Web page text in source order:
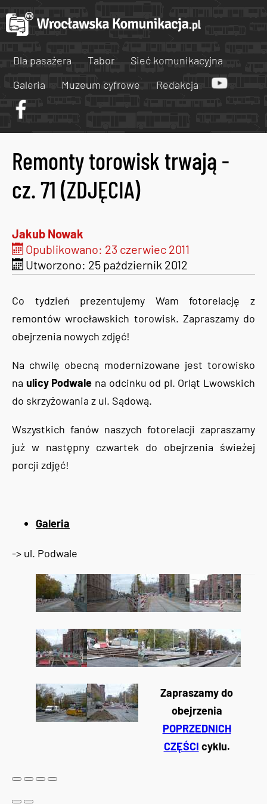
Dla pasażera Tabor
Sieć komunikacyjna
Galeria
Muzeum cyfrowe Redakcja
Remonty torowisk trwają -
cz. 71 (ZDJĘCIA)
Jakub Nowak
Opublikowano: 23 czerwiec 2011
Utworzono: 25 październik 2012
Co tydzień prezentujemy Wam fotorelację z
remontów wrocławskich torowisk. Zapraszamy do
obejrzenia nowych zdjęć!
Na chwilę obecną modernizowane jest torowisko
na ulicy Podwale na odcinku od pl. Orląt Lwowskich
do skrzyżowania z ul. Sądową.
Wszystkich fanów naszych fotorelacji zapraszamy
już w następny czwartek do obejrzenia świeżej
porcji zdjęć!
Galeria
-> ul. Podwale
Zapraszamy do
obejrzenia
POPRZEDNICH
CZĘŚCI cyklu.